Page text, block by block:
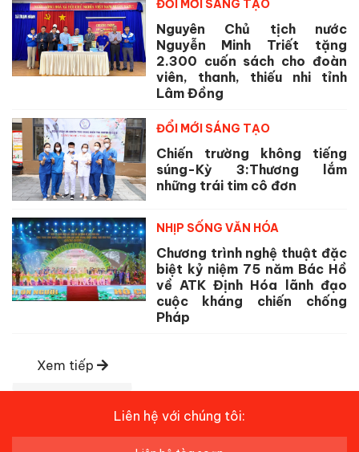
ĐỔI MỚI SÁNG TẠO
Nguyên Chủ tịch nước
Nguyễn Minh Triết tặng
2.300 cuốn sách cho đoàn
viên, thanh, thiếu nhi tỉnh
Lâm Đồng
ĐỔI MỚI SÁNG TẠO
Chiến trường không tiếng
súng-Kỳ 3:Thương lắm
những trái tim cô đơn
NHỊP SỐNG VĂN HÓA
Chương trình nghệ thuật đặc
biệt kỷ niệm 75 năm Bác Hồ
về ATK Định Hóa lãnh đạo
cuộc kháng chiến chống
Pháp
Xem tiếp
Liên hệ với chúng tôi: